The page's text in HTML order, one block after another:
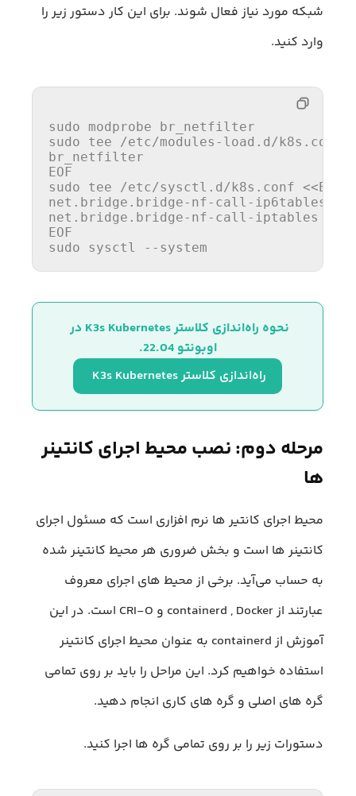
شبکه مورد نیاز فعال شوند. برای این کار دستور زیر را
وارد کنید.
sudo modprobe br_netfilter
sudo tee /etc/modules-load.d/k8s.conf
br_netfilter
EOF
sudo tee /etc/sysctl.d/k8s.conf << EOF
net.bridge.bridge-nf-call-ip6tables =
net.bridge.bridge-nf-call-iptables = 1
EOF
sudo sysctl --system
نحوه راه‌اندازی کلاستر K3s Kubernetes در
اوبونتو 22.04.
راه‌اندازی کلاستر K3s Kubernetes
مرحله دوم: نصب محیط اجرای کانتینر
ها
محیط اجرای کانتیر ها نرم افزاری است که مسئول اجرای
کانتینر ها است و بخش ضروری هر محیط کانتینر شده
به حساب می‌آید. برخی از محیط های اجرای معروف
عبارتند از containerd , Docker و CRI-O است. در این
آموزش از containerd به عنوان محیط اجرای کانتینر
استفاده خواهیم کرد. این مراحل را باید بر روی تمامی
گره های اصلی و گره های کاری انجام دهید.
دستورات زیر را بر روی تمامی گره ها اجرا کنید.